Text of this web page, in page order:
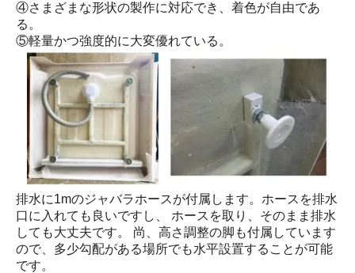
④さまざまな形状の製作に対応でき、着色が自由であ
る。
⑤軽量かつ強度的に大変優れている。
排水に1mのジャバラホースが付属します。ホースを排水
口に入れても良いですし、 ホースを取り、そのまま排水
しても大丈夫です。 尚、高さ調整の脚も付属しています
ので、多少勾配がある場所でも水平設置することが可能
です。